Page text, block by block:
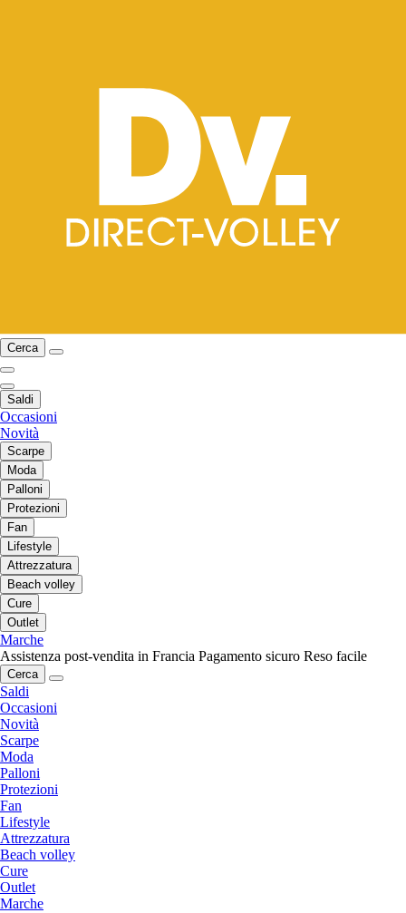
Cerca
Saldi
Occasioni
Novità
Scarpe
Moda
Palloni
Protezioni
Fan
Lifestyle
Attrezzatura
Beach volley
Cure
Outlet
Marche
Assistenza post-vendita in Francia Pagamento sicuro Reso facile
Cerca
Saldi
Occasioni
Novità
Scarpe
Moda
Palloni
Protezioni
Fan
Lifestyle
Attrezzatura
Beach volley
Cure
Outlet
Marche